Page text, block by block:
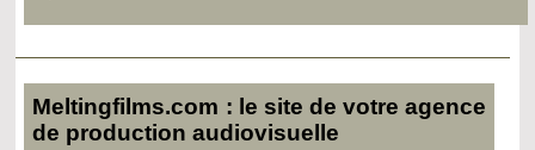
Meltingfilms.com : le site de votre agence
de production audiovisuelle